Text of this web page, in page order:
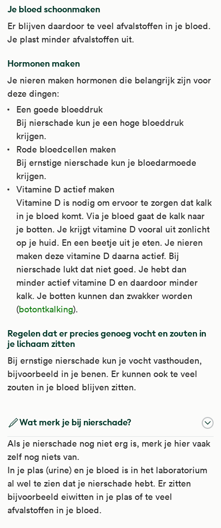
Je bloed schoonmaken
Er blijven daardoor te veel afvalstoffen in je bloed.
Je plast minder afvalstoffen uit.
Hormonen maken
Je nieren maken hormonen die belangrijk zijn voor
deze dingen:
Een goede bloeddruk
Bij nierschade kun je een hoge bloeddruk
krijgen.
Rode bloedcellen maken
Bij ernstige nierschade kun je bloedarmoede
krijgen.
Vitamine D actief maken
Vitamine D is nodig om ervoor te zorgen dat kalk
in je bloed komt. Via je bloed gaat de kalk naar
je botten. Je krijgt vitamine D vooral uit zonlicht
op je huid. En een beetje uit je eten. Je nieren
maken deze vitamine D daarna actief. Bij
nierschade lukt dat niet goed. Je hebt dan
minder actief vitamine D en daardoor minder
kalk. Je botten kunnen dan zwakker worden
(botontkalking).
Regelen dat er precies genoeg vocht en zouten in
je lichaam zitten
Bij ernstige nierschade kun je vocht vasthouden,
bijvoorbeeld in je benen. Er kunnen ook te veel
zouten in je bloed blijven zitten.
Wat merk je bij nierschade?
Als je nierschade nog niet erg is, merk je hier vaak
zelf nog niets van.
In je plas (urine) en je bloed is in het laboratorium
al wel te zien dat je nierschade hebt. Er zitten
bijvoorbeeld eiwitten in je plas of te veel
afvalstoffen in je bloed.